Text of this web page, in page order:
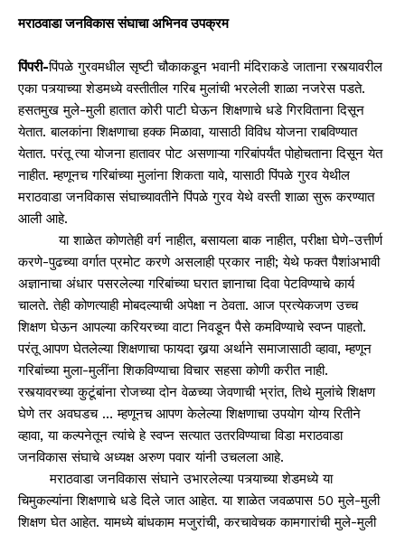
मराठवाडा जनविकास संघाचा अभिनव उपक्रम
पिंपरी-पिंपळे गुरवमधील सृष्टी चौकाकडून भवानी मंदिराकडे जाताना रस्त्यावरील
एका पत्र्याच्या शेडमध्ये वस्तीतील गरिब मुलांची भरलेली शाळा नजरेस पडते.
हसतमुख मुले-मुली हातात कोरी पाटी घेऊन शिक्षणाचे धडे गिरविताना दिसून
येतात. बालकांना शिक्षणाचा हक्क मिळावा, यासाठी विविध योजना राबविण्यात
येतात. परंतू त्या योजना हातावर पोट असणाऱ्या गरिबांपर्यंत पोहोचताना दिसून येत
नाहीत. म्हणूनच गरिबांच्या मुलांना शिकता यावे, यासाठी पिंपळे गुरव येथील
मराठवाडा जनविकास संघाच्यावतीने पिंपळे गुरव येथे वस्ती शाळा सुरू करण्यात
आली आहे.
या शाळेत कोणतेही वर्ग नाहीत, बसायला बाक नाहीत, परीक्षा घेणे-उत्तीर्ण
करणे-पुढच्या वर्गात प्रमोट करणे असलाही प्रकार नाही; येथे फक्त पैशांअभावी
अज्ञानाचा अंधार पसरलेल्या गरिबांच्या घरात ज्ञानाचा दिवा पेटविण्याचे कार्य
चालते. तेही कोणत्याही मोबदल्याची अपेक्षा न ठेवता. आज प्रत्येकजण उच्च
शिक्षण घेऊन आपल्या करियरच्या वाटा निवडून पैसे कमविण्याचे स्वप्न पाहतो.
परंतू आपण घेतलेल्या शिक्षणाचा फायदा खर्‍या अर्थाने समाजासाठी व्हावा, म्हणून
गरिबांच्या मुला-मुलींना शिकविण्याचा विचार सहसा कोणी करीत नाही.
रस्त्यावरच्या कुटूंबांना रोजच्या दोन वेळच्या जेवणाची भ्रांत, तिथे मुलांचे शिक्षण
घेणे तर अवघडच … म्हणूनच आपण केलेल्या शिक्षणाचा उपयोग योग्य रितीने
व्हावा, या कल्पनेतून त्यांचे हे स्वप्न सत्यात उतरविण्याचा विडा मराठवाडा
जनविकास संघाचे अध्यक्ष अरुण पवार यांनी उचलला आहे.
मराठवाडा जनविकास संघाने उभारलेल्या पत्र्याच्या शेडमध्ये या
चिमुकल्यांना शिक्षणाचे धडे दिले जात आहेत. या शाळेत जवळपास 50 मुले-मुली
शिक्षण घेत आहेत. यामध्ये बांधकाम मजुरांची, करचावेचक कामगारांची मुले-मुली